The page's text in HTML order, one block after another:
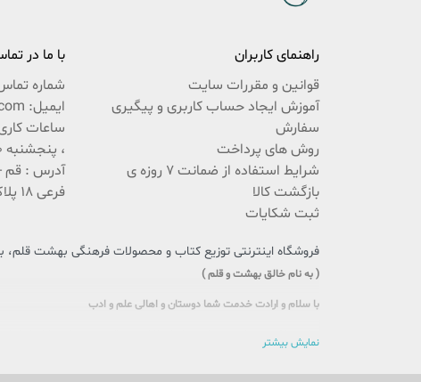
راهنمای کاربران
قوانین و مقررات سایت
آموزش ایجاد حساب کاربری و پیگیری
سفارش
روش های پرداخت
شرایط استفاده از ضمانت 7 روزه ی
بازگشت کالا
ثبت شکایات
با ما در
شماره
ایمیل: beheshteghalam@yahoo.com
، پنجشنبه 9:30 الی 13:30
فرعی 18 پلاک 222 / 02537767494
فروشگاه اینترنتی توزیع کتاب و محصولات فرهنگی بهشت قلم،
( به نام خالق بهشت و قلم )
با سلام و ارادت خدمت شما دوستان و اهالی علم و ادب
این بار سنگین فرهنگی را، با یاری و مساعدت شما، به دوش بکشد و پُلی
نمایش بیشتر